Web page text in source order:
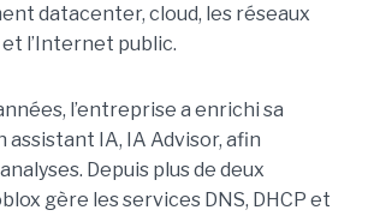
datacenter, cloud, les réseaux
l’Internet public.
l’entreprise a enrichi sa
assistant IA, IA Advisor, afin
Depuis plus de deux
gère les services DNS, DHCP et